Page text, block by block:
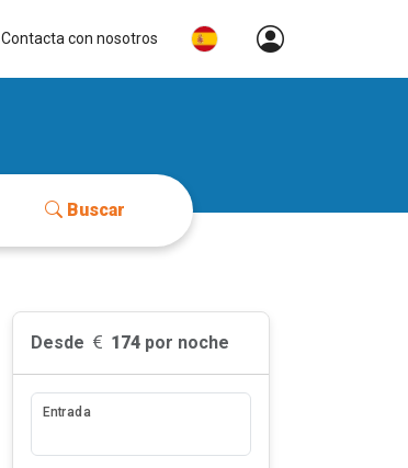
Contacta con nosotros
Buscar
Desde 174por noche
Entrada